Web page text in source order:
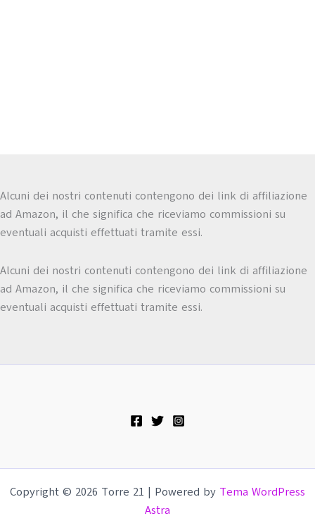
Alcuni dei nostri contenuti contengono dei link di affiliazione
ad Amazon, il che significa che riceviamo commissioni su
eventuali acquisti effettuati tramite essi.
Alcuni dei nostri contenuti contengono dei link di affiliazione
ad Amazon, il che significa che riceviamo commissioni su
eventuali acquisti effettuati tramite essi.
Copyright © 2026 Torre 21 | Powered by Tema WordPress
Astra